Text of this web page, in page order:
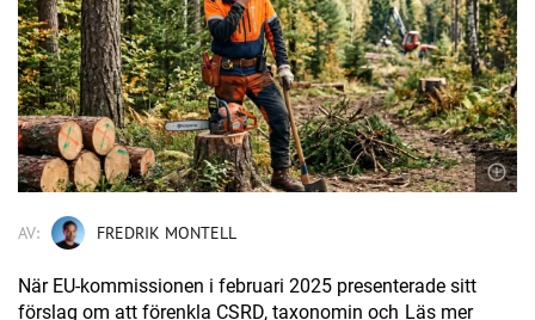
AV: FREDRIK MONTELL
När EU-kommissionen i februari 2025 presenterade sitt
förslag om att förenkla CSRD, taxonomin och Läs mer